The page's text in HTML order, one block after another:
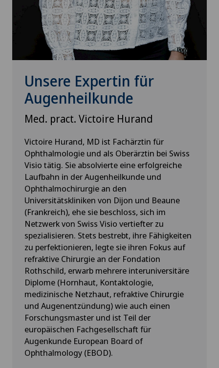
Unsere Expertin für
Augenheilkunde
Med. pract. Victoire Hurand
Victoire Hurand, MD ist Fachärztin für
Ophthalmologie und als Oberärztin bei Swiss
Visio tätig. Sie absolvierte eine erfolgreiche
Laufbahn in der Augenheilkunde und
Ophthalmochirurgie an den
Universitätskliniken von Dijon und Beaune
(Frankreich), ehe sie beschloss, sich im
Netzwerk von Swiss Visio vertiefter zu
spezialisieren. Stets bestrebt, ihre Fähigkeiten
zu perfektionieren, legte sie ihren Fokus auf
refraktive Chirurgie an der Fondation
Rothschild, erwarb mehrere interuniversitäre
Diplome (Hornhaut, Kontaktologie,
medizinische Netzhaut, refraktive Chirurgie
und Augenentzündung) wie auch einen
Forschungsmaster und ist Teil der
europäischen Fachgesellschaft für
Augenkunde European Board of
Ophthalmology (EBOD).